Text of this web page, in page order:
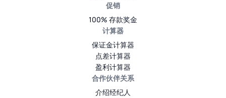
促销
100% 存款奖金
计算器
保证金计算器
点差计算器
盈利计算器
合作伙伴关系
介绍经纪人